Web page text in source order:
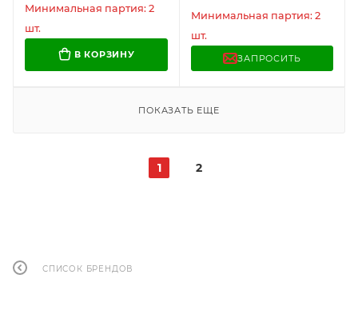
черный карбон, WBZ,
Минимальная партия: 2
шт.
В КОРЗИНУ
Минимальная партия: 2
шт.
ЗАПРОСИТЬ
ПОКАЗАТЬ ЕЩЕ
1 2
СПИСОК БРЕНДОВ